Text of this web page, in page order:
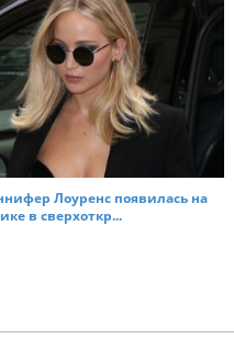
Лоуренс появилась на
в сверхоткр...